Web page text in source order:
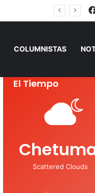
COLUMNISTAS
El Tiempo
Scattered Clouds